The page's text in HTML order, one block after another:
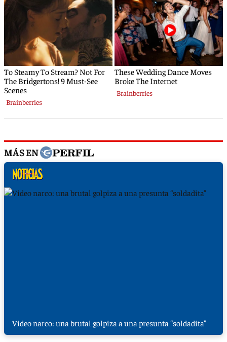
MÁS EN
Video narco: una brutal golpiza a una presunta “soldadita”